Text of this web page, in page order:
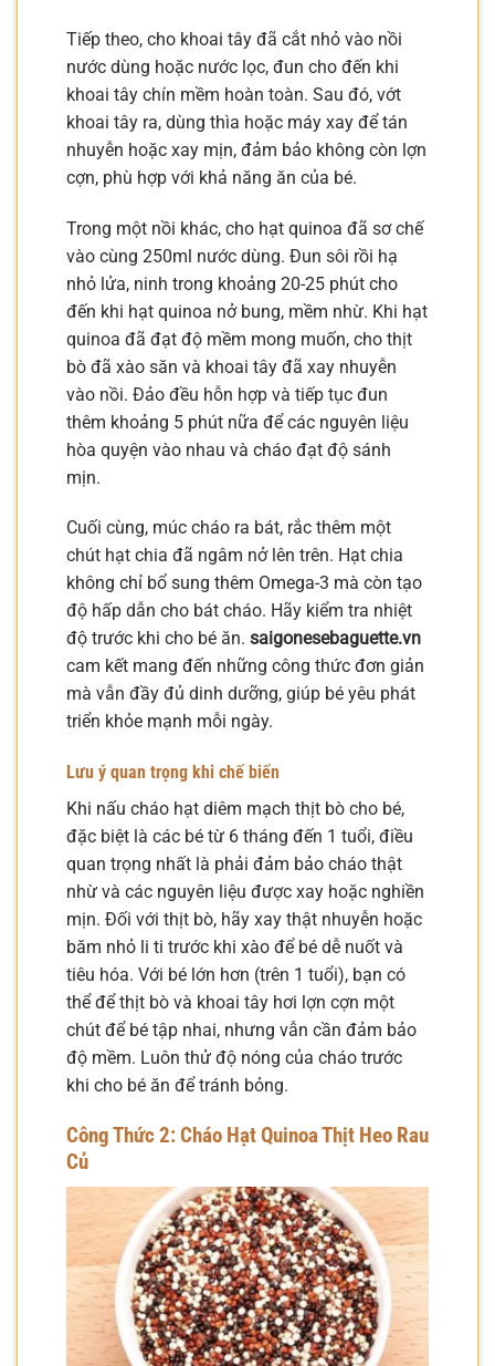
Tiếp theo, cho khoai tây đã cắt nhỏ vào nồi
nước dùng hoặc nước lọc, đun cho đến khi
khoai tây chín mềm hoàn toàn. Sau đó, vớt
khoai tây ra, dùng thìa hoặc máy xay để tán
nhuyễn hoặc xay mịn, đảm bảo không còn lợn
cợn, phù hợp với khả năng ăn của bé.
Trong một nồi khác, cho hạt quinoa đã sơ chế
vào cùng 250ml nước dùng. Đun sôi rồi hạ
nhỏ lửa, ninh trong khoảng 20-25 phút cho
đến khi hạt quinoa nở bung, mềm nhừ. Khi hạt
quinoa đã đạt độ mềm mong muốn, cho thịt
bò đã xào săn và khoai tây đã xay nhuyễn
vào nồi. Đảo đều hỗn hợp và tiếp tục đun
thêm khoảng 5 phút nữa để các nguyên liệu
hòa quyện vào nhau và cháo đạt độ sánh
mịn.
Cuối cùng, múc cháo ra bát, rắc thêm một
chút hạt chia đã ngâm nở lên trên. Hạt chia
không chỉ bổ sung thêm Omega-3 mà còn tạo
độ hấp dẫn cho bát cháo. Hãy kiểm tra nhiệt
độ trước khi cho bé ăn. saigonesebaguette.vn
cam kết mang đến những công thức đơn giản
mà vẫn đầy đủ dinh dưỡng, giúp bé yêu phát
triển khỏe mạnh mỗi ngày.
Lưu ý quan trọng khi chế biến
Khi nấu cháo hạt diêm mạch thịt bò cho bé,
đặc biệt là các bé từ 6 tháng đến 1 tuổi, điều
quan trọng nhất là phải đảm bảo cháo thật
nhừ và các nguyên liệu được xay hoặc nghiền
mịn. Đối với thịt bò, hãy xay thật nhuyễn hoặc
băm nhỏ li ti trước khi xào để bé dễ nuốt và
tiêu hóa. Với bé lớn hơn (trên 1 tuổi), bạn có
thể để thịt bò và khoai tây hơi lợn cợn một
chút để bé tập nhai, nhưng vẫn cần đảm bảo
độ mềm. Luôn thử độ nóng của cháo trước
khi cho bé ăn để tránh bỏng.
Công Thức 2: Cháo Hạt Quinoa Thịt Heo Rau
Củ